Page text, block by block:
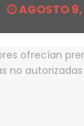
AGOSTO